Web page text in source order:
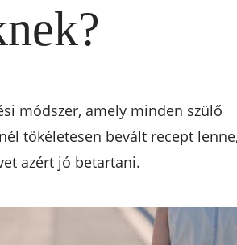
módszer, amely minden szülő
tökéletesen bevált recept
azért jó betartani.